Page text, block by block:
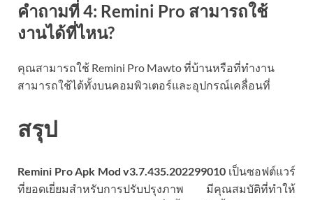
คำถามที่ 4: Remini Pro สามารถใช้
งานได้ที่ไหน?
คุณสามารถใช้ Remini Pro Mawto ที่บ้านหรือที่ทำงาน
สามารถใช้ได้ทั้งบนคอมพิวเตอร์และอุปกรณ์เคลื่อนที่
สรุป
Remini Pro Apk Mod v3.7.435.202299010 เป็นซอฟต์แวร์
ที่ยอดเยี่ยมสำหรับการปรับปรุงภาพ มีคุณสมบัติที่ทำให้